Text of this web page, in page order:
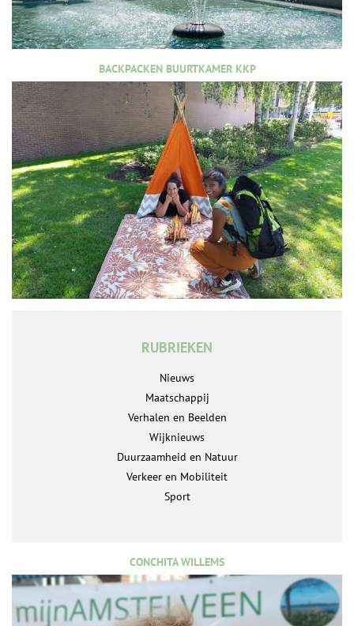
BACKPACKEN BUURTKAMER KKP
RUBRIEKEN
Nieuws
Maatschappij
Verhalen en Beelden
Wijknieuws
Duurzaamheid en Natuur
Verkeer en Mobiliteit
Sport
CONCHITA WILLEMS